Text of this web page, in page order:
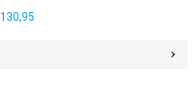
130,95